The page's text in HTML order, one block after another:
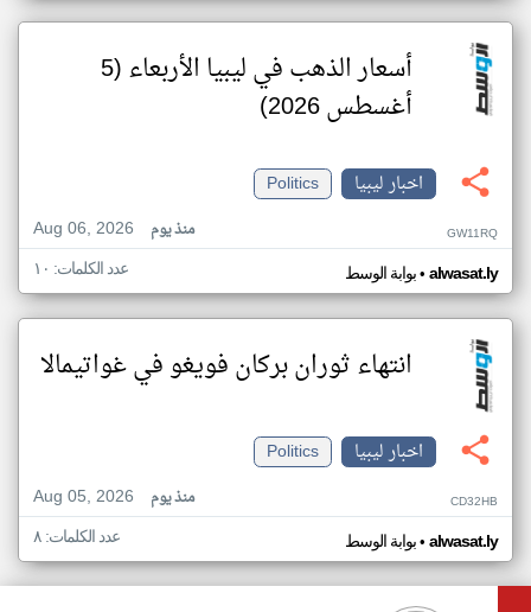
أسعار الذهب في ليبيا الأربعاء (5
أغسطس 2026)
اخبار ليبيا
Politics
Aug 06, 2026
منذ يوم GW11RQ
بوابة الوسط• alwasat.ly عدد الكلمات: ١٠
انتهاء ثوران بركان فويغو في غواتيمالا
اخبار ليبيا
Politics
Aug 05, 2026
منذ يوم CD32HB
بوابة الوسط• alwasat.ly عدد الكلمات: ٨